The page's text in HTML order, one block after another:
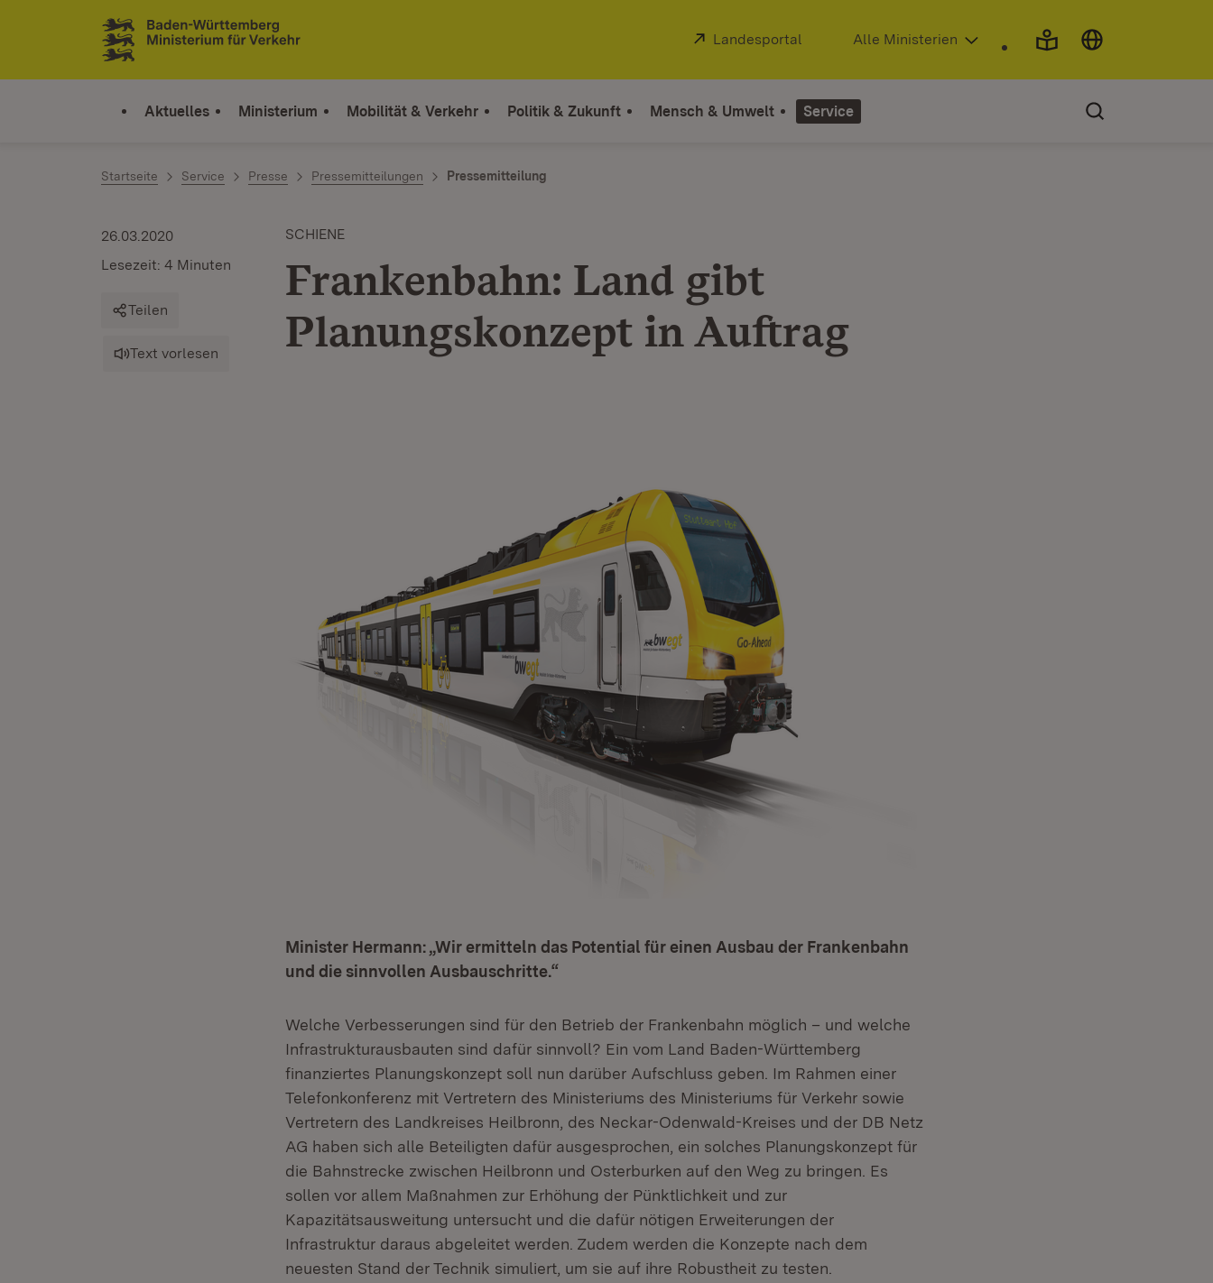
Zum Inhalt springen
Link zur Startseite
Extern:
Landesportal (Öffnet in neuem Fenster)
Alle Ministerien
Aktuelles Ministerium Mobilität & Verkehr Politik & Zukunft Mensch & Umwelt Service
Startseite Service Presse Pressemitteilungen Pressemitteilung
SCHIENE
Frankenbahn: Land gibt
Planungskonzept in Auftrag
26.03.2020
Lesezeit: 4 Minuten
Teilen
Text vorlesen
Minister Hermann: „Wir ermitteln das Potential für einen Ausbau der Frankenbahn
und die sinnvollen Ausbauschritte.“
Welche Verbesserungen sind für den Betrieb der Frankenbahn möglich – und welche
Infrastrukturausbauten sind dafür sinnvoll? Ein vom Land Baden-Württemberg
finanziertes Planungskonzept soll nun darüber Aufschluss geben. Im Rahmen einer
Telefonkonferenz mit Vertretern des Ministeriums des Ministeriums für Verkehr sowie
Vertretern des Landkreises Heilbronn, des Neckar-Odenwald-Kreises und der DB Netz
AG haben sich alle Beteiligten dafür ausgesprochen, ein solches Planungskonzept für
die Bahnstrecke zwischen Heilbronn und Osterburken auf den Weg zu bringen. Es
sollen vor allem Maßnahmen zur Erhöhung der Pünktlichkeit und zur
Kapazitätsausweitung untersucht und die dafür nötigen Erweiterungen der
Infrastruktur daraus abgeleitet werden. Zudem werden die Konzepte nach dem
neuesten Stand der Technik simuliert, um sie auf ihre Robustheit zu testen.